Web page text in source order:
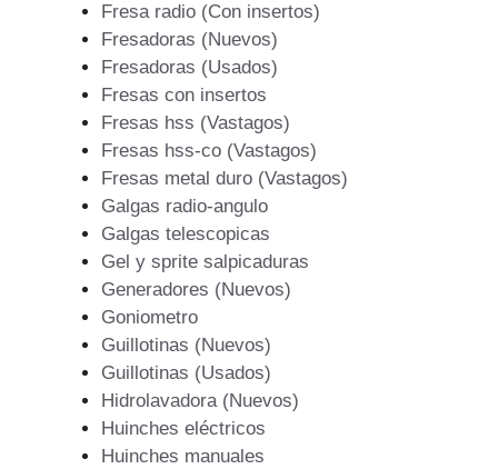
Fresa radio (Con insertos)
Fresadoras (Nuevos)
Fresadoras (Usados)
Fresas con insertos
Fresas hss (Vastagos)
Fresas hss-co (Vastagos)
Fresas metal duro (Vastagos)
Galgas radio-angulo
Galgas telescopicas
Gel y sprite salpicaduras
Generadores (Nuevos)
Goniometro
Guillotinas (Nuevos)
Guillotinas (Usados)
Hidrolavadora (Nuevos)
Huinches eléctricos
Huinches manuales